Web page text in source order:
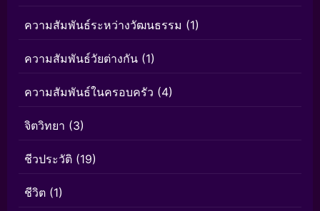
ความสัมพันธ์ระหว่างวัฒนธรรม (1)
ความสัมพันธ์วัยต่างกัน (1)
ความสัมพันธ์ในครอบครัว (4)
จิตวิทยา (3)
ชีวประวัติ (19)
ชีวิต (1)